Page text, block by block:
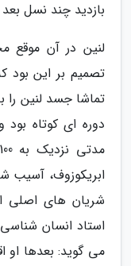
بازدید چند نسل بعد
لنین در آن موقع
تصمیم بر این بود
تماشا جسد لنین
دوره ای کوتاه
ابریکوزوف، آسیب
شریان های اصلی
استاد انسان شناسی
می گوید: بعدها او